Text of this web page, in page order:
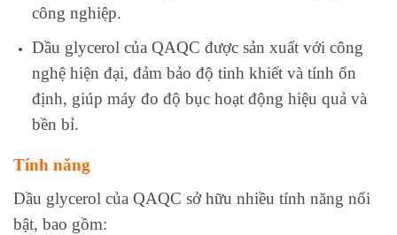
công nghiệp.
Dầu glycerol của QAQC được sản xuất với công
nghệ hiện đại, đảm bảo độ tinh khiết và tính ổn
định, giúp máy đo độ bục hoạt động hiệu quả và
bền bỉ.
Tính năng
Dầu glycerol của QAQC sở hữu nhiều tính năng nổi
bật, bao gồm: